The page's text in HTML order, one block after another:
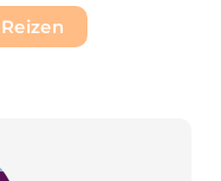
Reizen